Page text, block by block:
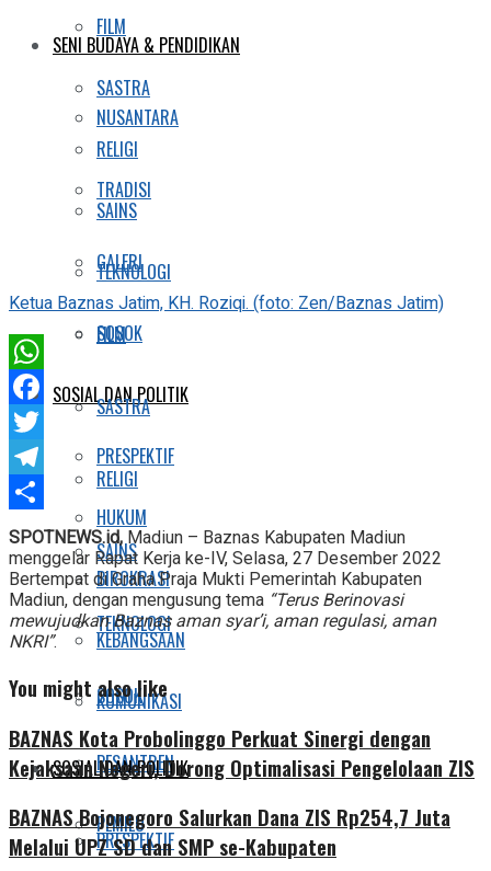
FILM
SASTRA
RELIGI
SAINS
TEKNOLOGI
SOSOK
SOSIAL DAN POLITIK
PRESPEKTIF
HUKUM
BIROKRASI
KEBANGSAAN
KOMUNIKASI
PESANTREN
PEMILU
SENI BUDAYA & PENDIDIKAN
NUSANTARA
TRADISI
GALERI
FILM
SASTRA
RELIGI
SAINS
TEKNOLOGI
SOSOK
SOSIAL DAN POLITIK
PRESPEKTIF
Ketua Baznas Jatim, KH. Roziqi. (foto: Zen/Baznas Jatim)
WhatsApp
Facebook
Twitter
Telegram
Share
SPOTNEWS.id, Madiun – Baznas Kabupaten Madiun
menggelar Rapat Kerja ke-IV, Selasa, 27 Desember 2022
Bertempat di Graha Praja Mukti Pemerintah Kabupaten
Madiun, dengan mengusung tema “Terus Berinovasi
mewujudkan Baznas aman syar’i, aman regulasi, aman
NKRI”.
You might also like
BAZNAS Kota Probolinggo Perkuat Sinergi dengan
Kejaksaan Negeri, Dorong Optimalisasi Pengelolaan ZIS
BAZNAS Bojonegoro Salurkan Dana ZIS Rp254,7 Juta
Melalui UPZ SD dan SMP se-Kabupaten